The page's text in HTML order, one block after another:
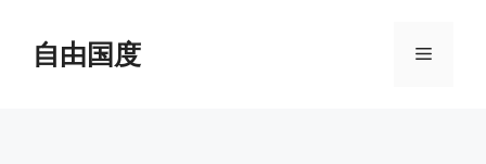
自由国度 菜